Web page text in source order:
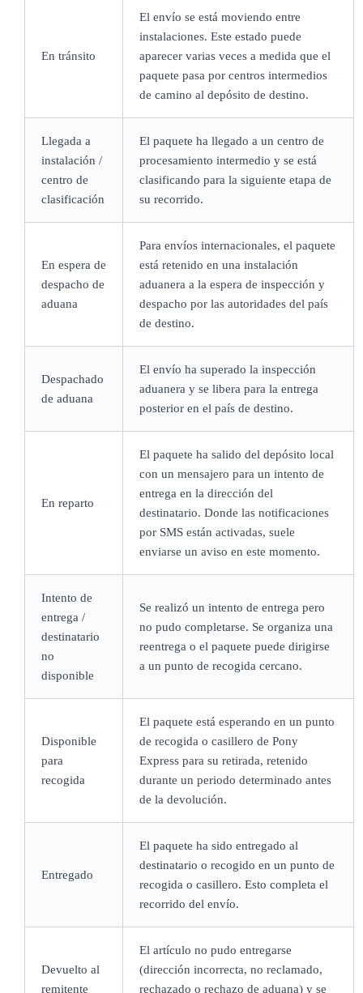
En tránsito
El envío se está moviendo entre
instalaciones. Este estado puede
aparecer varias veces a medida que el
paquete pasa por centros intermedios
de camino al depósito de destino.
Llegada a
instalación /
centro de
clasificación
El paquete ha llegado a un centro de
procesamiento intermedio y se está
clasificando para la siguiente etapa de
su recorrido.
En espera de
despacho de
aduana
Para envíos internacionales, el paquete
está retenido en una instalación
aduanera a la espera de inspección y
despacho por las autoridades del país
de destino.
Despachado
de aduana
El envío ha superado la inspección
aduanera y se libera para la entrega
posterior en el país de destino.
En reparto
El paquete ha salido del depósito local
con un mensajero para un intento de
entrega en la dirección del
destinatario. Donde las notificaciones
por SMS están activadas, suele
enviarse un aviso en este momento.
Intento de
entrega /
destinatario
no
disponible
Se realizó un intento de entrega pero
no pudo completarse. Se organiza una
reentrega o el paquete puede dirigirse
a un punto de recogida cercano.
Disponible
para
recogida
El paquete está esperando en un punto
de recogida o casillero de Pony
Express para su retirada, retenido
durante un periodo determinado antes
de la devolución.
Entregado
El paquete ha sido entregado al
destinatario o recogido en un punto de
recogida o casillero. Esto completa el
recorrido del envío.
Devuelto al
remitente
El artículo no pudo entregarse
(dirección incorrecta, no reclamado,
rechazado o rechazo de aduana) y se